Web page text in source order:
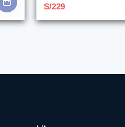
S/229